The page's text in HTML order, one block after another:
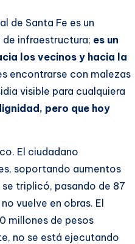
de Santa Fe es un
de infraestructura; es un
los vecinos y hacia la
encontrarse con malezas
visible para cualquiera
pero que hoy
El ciudadano
soportando aumentos
triplicó, pasando de 87
vuelve en obras. El
millones de pesos
no se está ejecutando